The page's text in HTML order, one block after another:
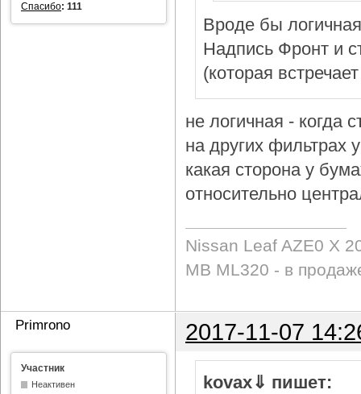
Спасибо: 111
Вроде бы
Надпись Фронт и
(которая
не логичная - когда
на других фильтрах
какая сторона у
относительно
Nissan Leaf AZE0 X
MB ML320 - в
Primrono 2017-11-07
Участник
Неактивен
kovax⇓ пишет: